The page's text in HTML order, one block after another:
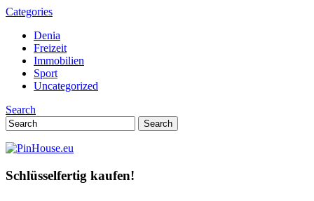
Categories
Denia
Freizeit
Immobilien
Sport
Uncategorized
Search
Schlüsselfertig kaufen!